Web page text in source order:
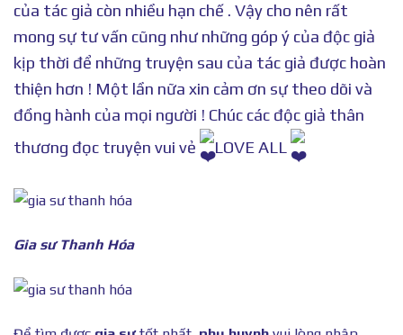
của tác giả còn nhiều hạn chế . Vậy cho nên rất
mong sự tư vấn cũng như những góp ý của độc giả
kịp thời để những truyện sau của tác giả được hoàn
thiện hơn ! Một lần nữa xin cảm ơn sự theo dõi và
đồng hành của mọi người ! Chúc các độc giả thân
thương đọc truyện vui vẻ
LOVE ALL
Gia sư Thanh Hóa